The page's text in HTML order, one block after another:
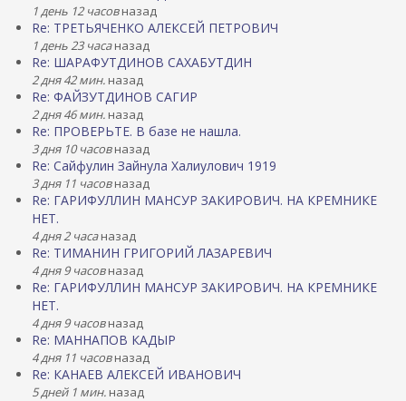
1 день 12 часовназад
Re: ТРЕТЬЯЧЕНКО АЛЕКСЕЙ ПЕТРОВИЧ
1 день 23 часаназад
Re: ШАРАФУТДИНОВ САХАБУТДИН
2 дня 42 мин. назад
Re: ФАЙЗУТДИНОВ САГИР
2 дня 46 мин. назад
Re: ПРОВЕРЬТЕ. В базе не нашла.
3 дня 10 часовназад
Re: Сайфулин Зайнула Халиулович 1919
3 дня 11 часовназад
Re: ГАРИФУЛЛИН МАНСУР ЗАКИРОВИЧ. НА КРЕМНИКЕ
НЕТ.
4 дня 2 часаназад
Re: ТИМАНИН ГРИГОРИЙ ЛАЗАРЕВИЧ
4 дня 9 часовназад
Re: ГАРИФУЛЛИН МАНСУР ЗАКИРОВИЧ. НА КРЕМНИКЕ
НЕТ.
4 дня 9 часовназад
Re: МАННАПОВ КАДЫР
4 дня 11 часовназад
Re: КАНАЕВ АЛЕКСЕЙ ИВАНОВИЧ
5 дней 1 мин. назад